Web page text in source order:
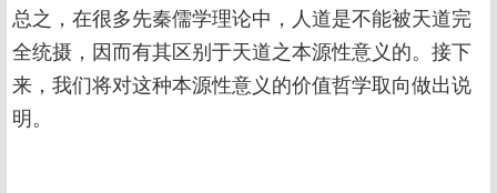
总之，在很多先秦儒学理论中，人道是不能被天道完
全统摄，因而有其区别于天道之本源性意义的。接下
来，我们将对这种本源性意义的价值哲学取向做出说
明。